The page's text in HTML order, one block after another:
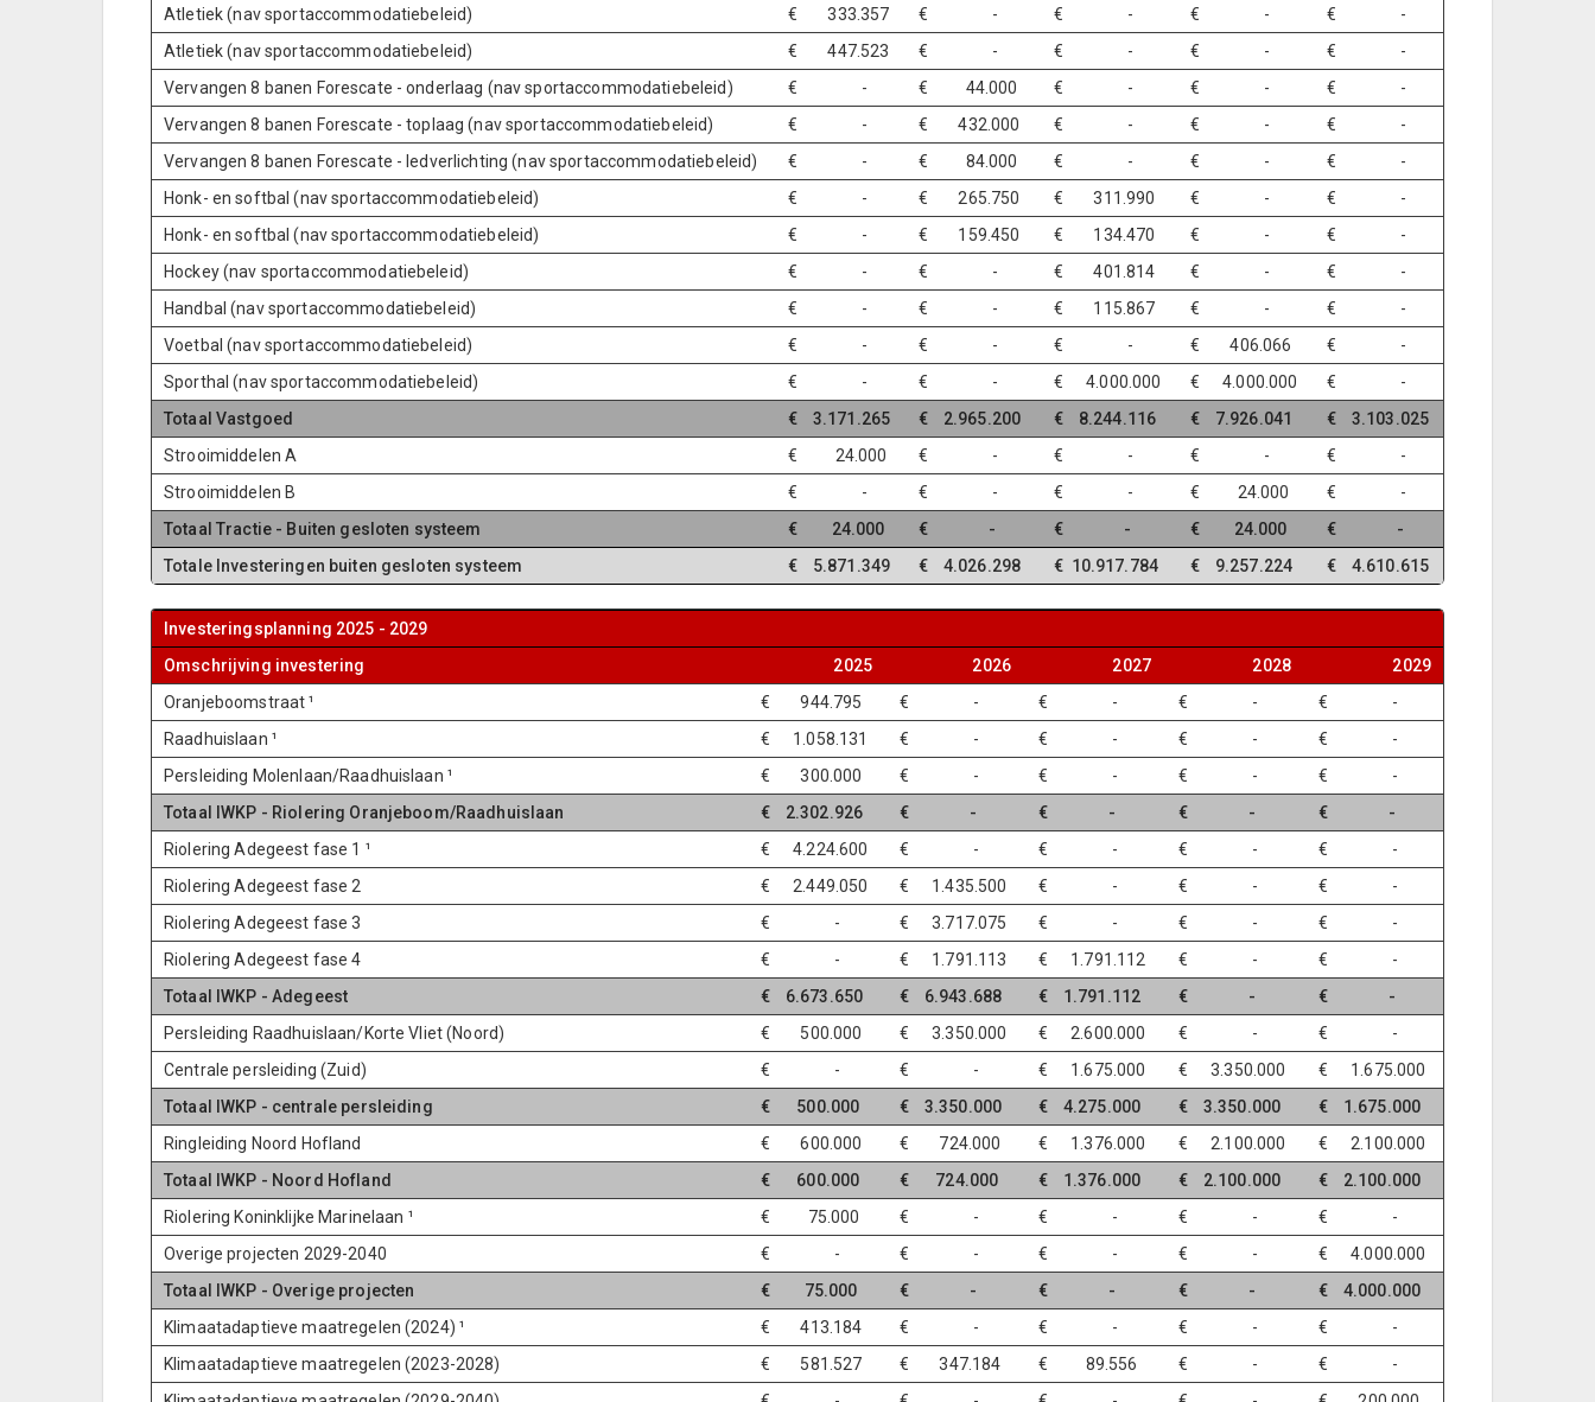
Atletiek (nav sportaccommodatiebeleid)
€ 333.357 € - € - € -
€ -
Atletiek (nav sportaccommodatiebeleid)
€ 447.523 € - € - € -
€ -
Vervangen 8 banen Forescate - onderlaag (nav sportaccommodatiebeleid)
€ - € 44.000 € - € -
€ -
Vervangen 8 banen Forescate - toplaag (nav sportaccommodatiebeleid)
€ - € 432.000 € - € -
€ -
Vervangen 8 banen Forescate - ledverlichting (nav sportaccommodatiebeleid)
€ - € 84.000 € - € -
€ -
Honk- en softbal (nav sportaccommodatiebeleid)
€ - € 265.750 € 311.990 € -
€ -
Honk- en softbal (nav sportaccommodatiebeleid)
€ - € 159.450 € 134.470 € -
€ -
Hockey (nav sportaccommodatiebeleid)
€ - € - € 401.814 € -
€ -
Handbal (nav sportaccommodatiebeleid)
€ - € - € 115.867 € -
€ -
Voetbal (nav sportaccommodatiebeleid)
€ - € - € - € 406.066
€ -
Sporthal (nav sportaccommodatiebeleid)
€ - € - € 4.000.000 € 4.000.000
€ -
Totaal Vastgoed
€ 3.171.265 € 2.965.200 € 8.244.116 € 7.926.041
€ 3.103.025
Strooimiddelen A
€ 24.000 € - € - € -
€ -
Strooimiddelen B
€ - € - € - € 24.000
€ -
Totaal Tractie - Buiten gesloten systeem
€ 24.000 € - € - € 24.000
€ -
Totale Investeringen buiten gesloten systeem
€ 5.871.349 € 4.026.298 € 10.917.784 € 9.257.224 € 4.610.615
Investeringsplanning 2025 - 2029
Omschrijving investering
2025 2026 2027 2028
2029
Oranjeboomstraat ¹
€ 944.795 € - € - € -
€ -
Raadhuislaan ¹
€ 1.058.131 € - € - € -
€ -
Persleiding Molenlaan/Raadhuislaan ¹
€ 300.000 € - € - € -
€ -
Totaal IWKP - Riolering Oranjeboom/Raadhuislaan
€ 2.302.926 € - € - € -
€ -
Riolering Adegeest fase 1 ¹
€ 4.224.600 € - € - € -
€ -
Riolering Adegeest fase 2
€ 2.449.050 € 1.435.500 € - € -
€ -
Riolering Adegeest fase 3
€ - € 3.717.075 € - € -
€ -
Riolering Adegeest fase 4
€ - € 1.791.113 € 1.791.112 € -
€ -
Totaal IWKP - Adegeest
€ 6.673.650 € 6.943.688 € 1.791.112 € -
€ -
Persleiding Raadhuislaan/Korte Vliet (Noord)
€ 500.000 € 3.350.000 € 2.600.000 € -
€ -
Centrale persleiding (Zuid)
€ - € - € 1.675.000 € 3.350.000
€ 1.675.000
Totaal IWKP - centrale persleiding
€ 500.000 € 3.350.000 € 4.275.000 € 3.350.000
€ 1.675.000
Ringleiding Noord Hofland
€ 600.000 € 724.000 € 1.376.000 € 2.100.000
€ 2.100.000
Totaal IWKP - Noord Hofland
€ 600.000 € 724.000 € 1.376.000 € 2.100.000
€ 2.100.000
Riolering Koninklijke Marinelaan ¹
€ 75.000 € - € - € -
€ -
Overige projecten 2029-2040
€ - € - € - € -
€ 4.000.000
Totaal IWKP - Overige projecten
€ 75.000 € - € - € -
€ 4.000.000
Klimaatadaptieve maatregelen (2024) ¹
€ 413.184 € - € - € -
€ -
Klimaatadaptieve maatregelen (2023-2028)
€ 581.527 € 347.184 € 89.556 € -
€ -